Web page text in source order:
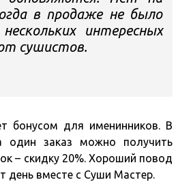
в продаже не было
интересных
сушистов.
бонусом для именинников. В
один заказ можно получить
– скидку 20%. Хороший повод
день вместе с Суши Мастер.